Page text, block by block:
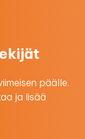
päälle.
​ja lisää